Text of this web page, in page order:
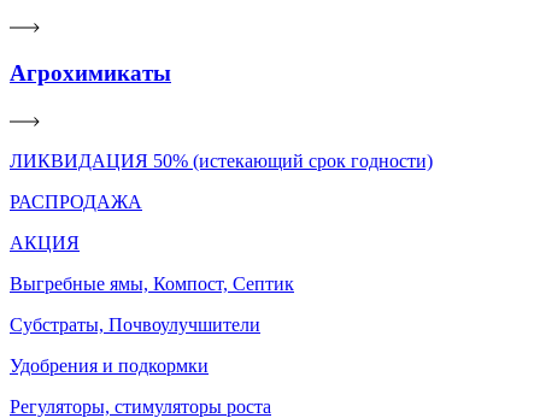
Агрохимикаты
ЛИКВИДАЦИЯ 50% (истекающий срок годности)
РАСПРОДАЖА
АКЦИЯ
Выгребные ямы, Компост, Септик
Субстраты, Почвоулучшители
Удобрения и подкормки
Регуляторы, стимуляторы роста